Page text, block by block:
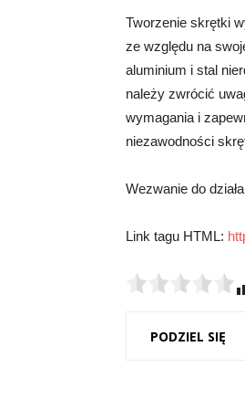
Tworzenie skrętki
ze względu na
aluminium i stal
należy zwrócić
wymagania i
niezawodności
Wezwanie do
Link tagu HTML:
PODZIEL SIĘ